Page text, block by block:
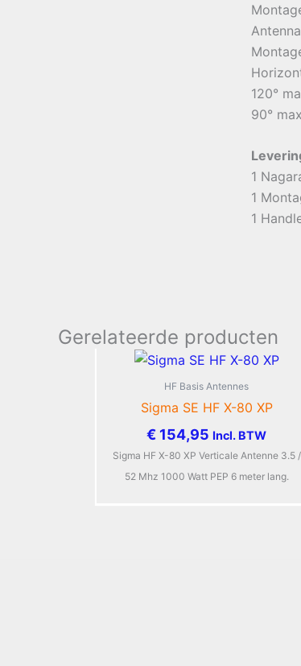
120°
90°
1
1
1
Gerelateerde producten
HF Basis Antennes
Sigma SE HF X-80 XP
€ 154,95 Incl. BTW
Sigma HF X-80 XP Verticale Antenne 3.5 /
52 Mhz 1000 Watt PEP 6 meter lang.